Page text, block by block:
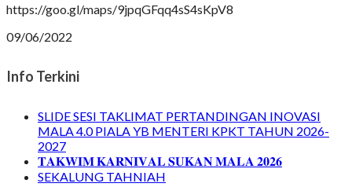
https://goo.gl/maps/9jpqGFqq4sS4sKpV8
09/06/2022
Info Terkini
SLIDE SESI TAKLIMAT PERTANDINGAN INOVASI
MALA 4.0 PIALA YB MENTERI KPKT TAHUN 2026-
2027
𝐓𝐀𝐊𝐖𝐈𝐌 𝐊𝐀𝐑𝐍𝐈𝐕𝐀𝐋 𝐒𝐔𝐊𝐀𝐍 𝐌𝐀𝐋𝐀 𝟐𝟎𝟐𝟔
SEKALUNG TAHNIAH